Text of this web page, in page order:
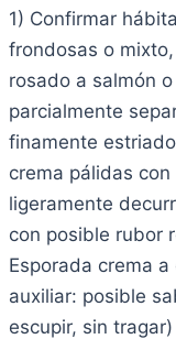
1) Confirmar
frondosas o
rosado a salmón
parcialmente
finamente
crema pálidas
ligeramente
con posible rubor
Esporada crema
auxiliar: posible
escupir, sin